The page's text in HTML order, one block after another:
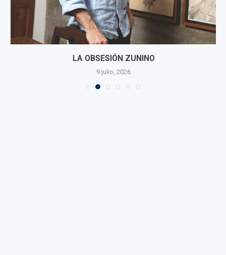
LA OBSESIÓN ZUNINO
9 julio, 2026